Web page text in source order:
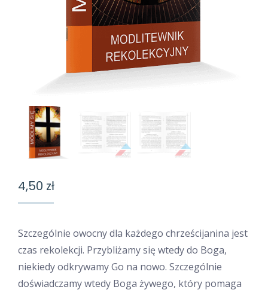
4,50 zł
Szczególnie owocny dla każdego chrześcijanina jest
czas rekolekcji. Przybliżamy się wtedy do Boga,
niekiedy odkrywamy Go na nowo. Szczególnie
doświadczamy wtedy Boga żywego, który pomaga